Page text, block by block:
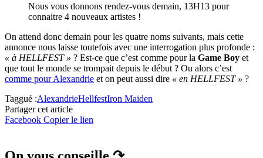
Nous vous donnons rendez-vous demain, 13H13 pour
connaitre 4 nouveaux artistes !
On attend donc demain pour les quatre noms suivants, mais cette
annonce nous laisse toutefois avec une interrogation plus profonde :
« à HELLFEST » ? Est-ce que c’est comme pour la Game Boy et
que tout le monde se trompait depuis le début ? Ou alors c’est
comme pour Alexandrie et on peut aussi dire « en HELLFEST » ?
Taggué :AlexandrieHellfestIron Maiden
Partager cet article
Facebook Copier le lien